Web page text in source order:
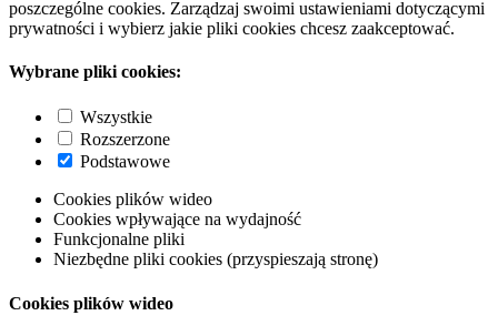
poszczególne cookies. Zarządzaj swoimi ustawieniami dotyczącymi
prywatności i wybierz jakie pliki cookies chcesz zaakceptować.
Wybrane pliki cookies:
Wszystkie
Rozszerzone
Podstawowe
Cookies plików wideo
Cookies wpływające na wydajność
Funkcjonalne pliki
Niezbędne pliki cookies (przyspieszają stronę)
Cookies plików wideo